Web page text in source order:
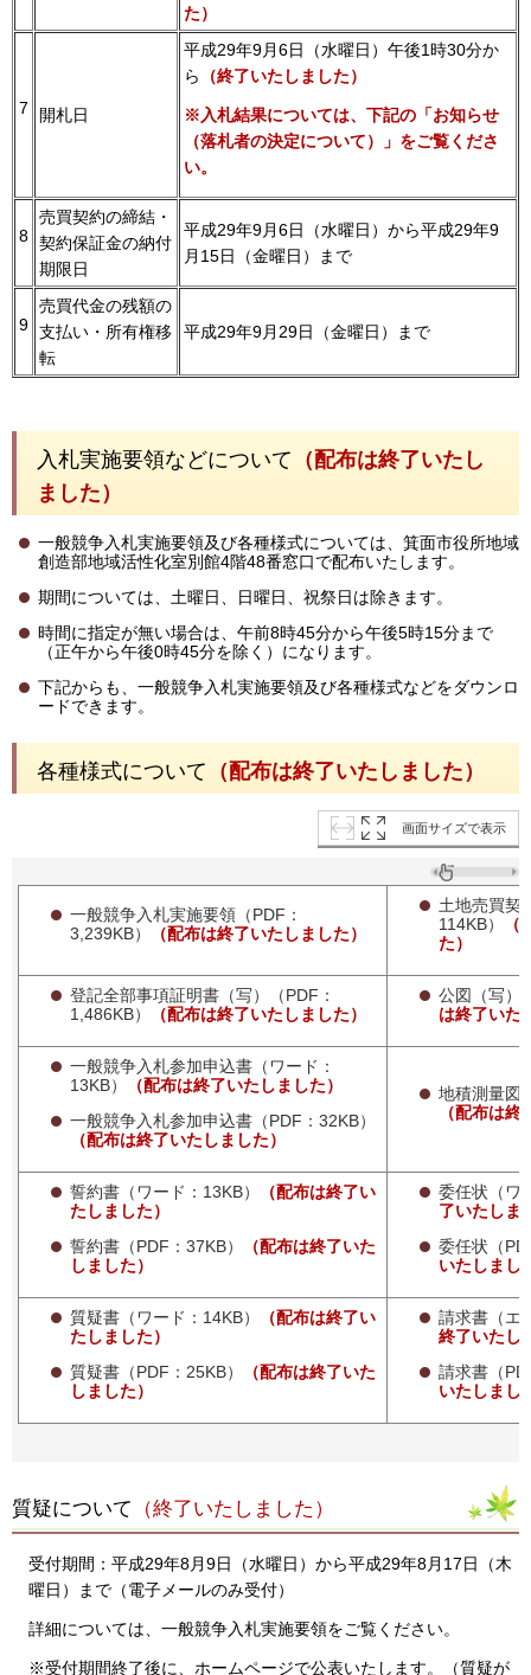
た）
7 開札日
平成29年9月6日（水曜日）午後1時30分か
ら
（終了いたしました）
※入札結果については、下記の「お知らせ
（落札者の決定について）」をご覧くださ
い。
8
売買契約の締結・
契約保証金の納付
期限日
平成29年9月6日（水曜日）から平成29年9
月15日（金曜日）まで
9
売買代金の残額の
支払い・所有権移
転
平成29年9月29日（金曜日）まで
入札実施要領などについて （配布は終了いたし
ました）
一般競争入札実施要領及び各種様式については、箕面市役所地域
創造部地域活性化室別館4階48番窓口で配布いたします。
期間については、土曜日、日曜日、祝祭日は除きます。
時間に指定が無い場合は、午前8時45分から午後5時15分まで
（正午から午後0時45分を除く）になります。
下記からも、一般競争入札実施要領及び各種様式などをダウンロ
ードできます。
各種様式について （配布は終了いたしました）
画面サイズで表示
一般競争入札実施要領（PDF：
3,239KB）
（配布は終了いたしました）
土地売買契
114KB）
た）
登記全部事項証明書（写）（PDF：
1,486KB）
（配布は終了いたしました）
公図（写）
は終了いた
一般競争入札参加申込書（ワード：
13KB）
（配布は終了いたしました）
一般競争入札参加申込書（PDF：32KB）
（配布は終了いたしました）
地積測量図
（配布は
誓約書（ワード：13KB）
（配布は終了い
たしました）
誓約書（PDF：37KB）
（配布は終了いた
しました）
委任状（ワ
了いたしま
委任状（
いたしまし
質疑書（ワード：14KB）
（配布は終了い
たしました）
質疑書（PDF：25KB）
（配布は終了いた
しました）
請求書（エ
終了いたし
請求書（
いたしまし
質疑について （終了いたしました）
受付期間：平成29年8月9日（水曜日）から平成29年8月17日（木
曜日）まで（電子メールのみ受付）
詳細については、一般競争入札実施要領をご覧ください。
※受付期間終了後に、ホームページで公表いたします。（質疑が